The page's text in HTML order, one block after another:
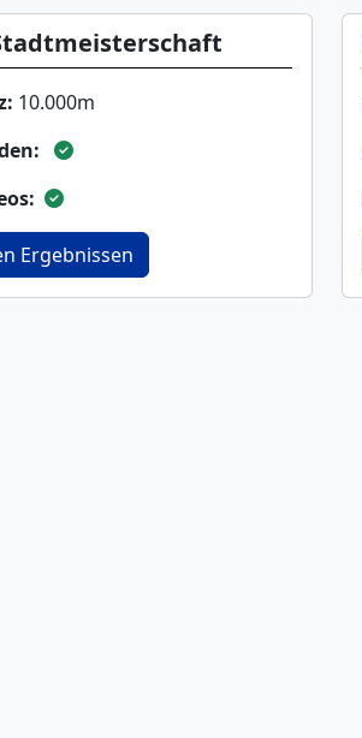
10.000m
Ergebnissen